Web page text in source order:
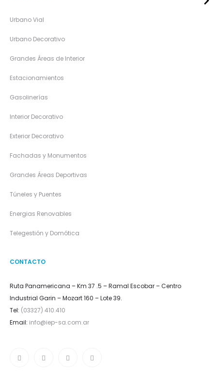
Urbano Vial
Urbano Decorativo
Grandes Áreas de Interior
Estacionamientos
Gasolinerías
Interior Decorativo
Exterior Decorativo
Fachadas y Monumentos
Grandes Áreas Deportivas
Túneles y Puentes
Energias Renovables
Telegestión y Domótica
CONTACTO
Ruta Panamericana – Km 37 .5 – Ramal Escobar – Centro
Industrial Garin – Mozart 160 – Lote 39.
Tel: (03327) 410.410
Email: info@iep-sa.com.ar